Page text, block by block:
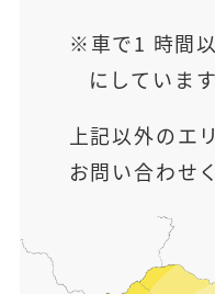
車で1 時間
にしています
上記以外のエ
お問い合わせ